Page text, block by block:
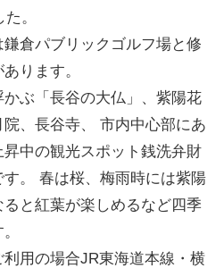
。
倉パブリックゴルフ場と修
ります。
ぶ「長谷の大仏」、紫陽花
、長谷寺、 市内中心部にあ
中の観光スポット銭洗弁財
。 春は桜、梅雨時には紫陽
と紅葉が楽しめるなど四季
用の場合JR東海道本線・横